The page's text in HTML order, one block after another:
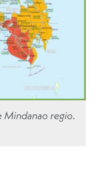
Mindanao regio.